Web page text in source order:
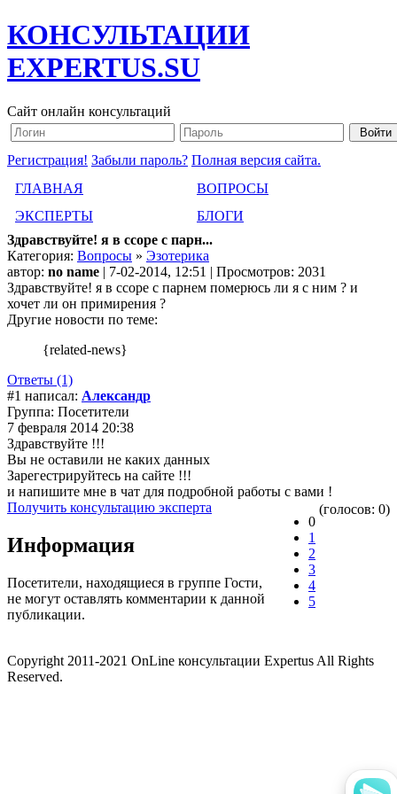
КОНСУЛЬТАЦИИ
EXPERTUS.SU
Сайт онлайн консультаций
Регистрация! Забыли пароль? Полная версия сайта.
ГЛАВНАЯ
ВОПРОСЫ
ЭКСПЕРТЫ
БЛОГИ
Здравствуйте! я в ссоре с парн...
Категория: Вопросы » Эзотерика
автор: no name | 7-02-2014, 12:51 | Просмотров: 2031
Здравствуйте! я в ссоре с парнем померюсь ли я с ним ? и
хочет ли он примирения ?
Другие новости по теме:
{related-news}
Ответы (1)
#1 написал: Александр
Группа: Посетители
7 февраля 2014 20:38
Здравствуйте !!!
Вы не оставили не каких данных
Зарегестрируйтесь на сайте !!!
и напишите мне в чат для подробной работы с вами !
Получить консультацию эксперта
0
1
2
3
4
5
(голосов: 0)
Информация
Посетители, находящиеся в группе Гости,
не могут оставлять комментарии к данной
публикации.
Copyright 2011-2021 OnLine консультации Expertus All Rights
Reserved.